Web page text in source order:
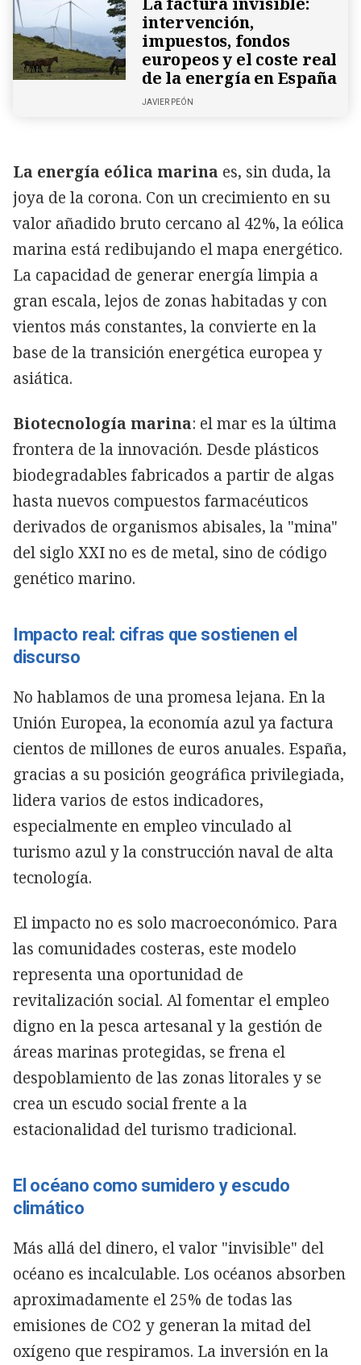
intervención,
impuestos, fondos
europeos y el coste real
de la energía en España
JAVIER PEÓN
La energía eólica marina es, sin duda, la
joya de la corona. Con un crecimiento en su
valor añadido bruto cercano al 42%, la eólica
marina está redibujando el mapa energético.
La capacidad de generar energía limpia a
gran escala, lejos de zonas habitadas y con
vientos más constantes, la convierte en la
base de la transición energética europea y
asiática.
Biotecnología marina: el mar es la última
frontera de la innovación. Desde plásticos
biodegradables fabricados a partir de algas
hasta nuevos compuestos farmacéuticos
derivados de organismos abisales, la "mina"
del siglo XXI no es de metal, sino de código
genético marino.
Impacto real: cifras que sostienen el
discurso
No hablamos de una promesa lejana. En la
Unión Europea, la economía azul ya factura
cientos de millones de euros anuales. España,
gracias a su posición geográfica privilegiada,
lidera varios de estos indicadores,
especialmente en empleo vinculado al
turismo azul y la construcción naval de alta
tecnología.
El impacto no es solo macroeconómico. Para
las comunidades costeras, este modelo
representa una oportunidad de
revitalización social. Al fomentar el empleo
digno en la pesca artesanal y la gestión de
áreas marinas protegidas, se frena el
despoblamiento de las zonas litorales y se
crea un escudo social frente a la
estacionalidad del turismo tradicional.
El océano como sumidero y escudo
climático
Más allá del dinero, el valor "invisible" del
océano es incalculable. Los océanos absorben
aproximadamente el 25% de todas las
emisiones de CO2 y generan la mitad del
oxígeno que respiramos. La inversión en la